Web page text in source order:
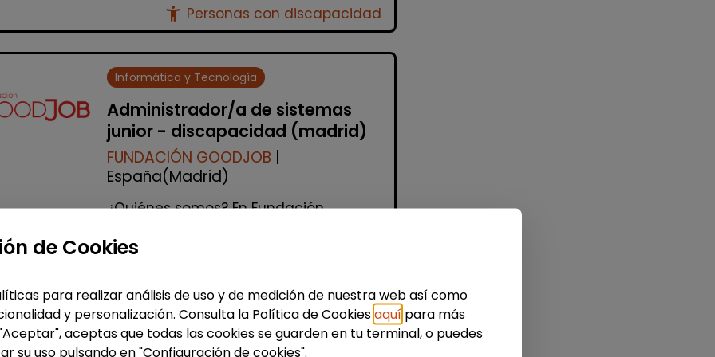
accessibility_new Personas con discapacidad
Informática y Tecnología
Administrador/a de sistemas
junior - discapacidad (madrid)
FUNDACIÓN GOODJOB
España(Madrid)
¿Quiénes somos? En Fundación
laboral de PERSONAS CON
DISCAPACIDAD en entornos
% de respuesta: 93,75%
de Cookies
para realizar análisis de uso y de medición de nuestra web así como
y personalización. Consulta la Política de Cookiesaquí para más
aceptas que todas las cookies se guarden en tu terminal, o puedes
su uso pulsando en "Configuración de cookies".